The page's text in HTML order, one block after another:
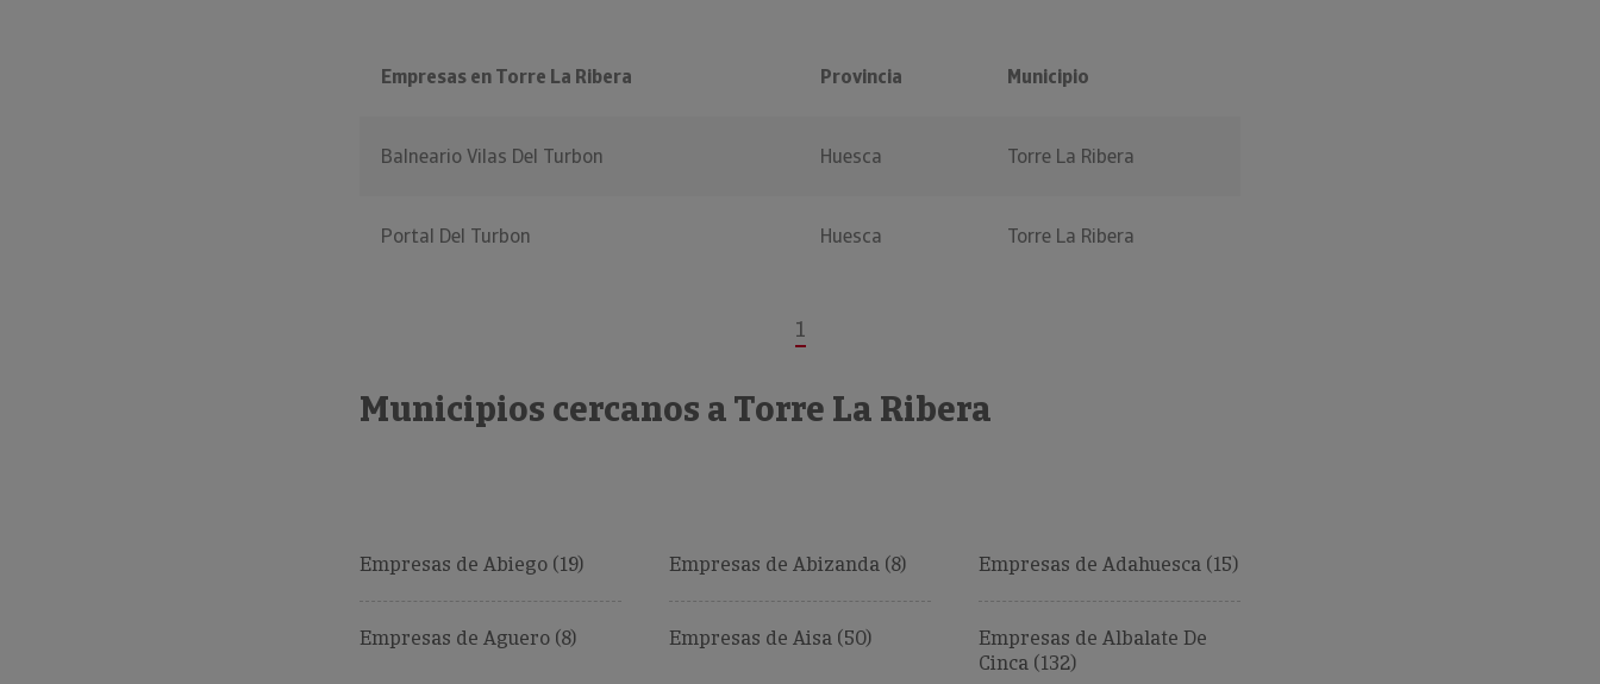
Empresas en Torre La Ribera Provincia Municipio
Balneario Vilas Del Turbon Huesca Torre La Ribera
Portal Del Turbon Huesca Torre La Ribera
1
Municipios cercanos a Torre La Ribera
Empresas de Abiego (19) Empresas de Abizanda (8) Empresas de Adahuesca (15)
Empresas de Aguero (8) Empresas de Aisa (50)
Empresas de Albalate De
Cinca (132)